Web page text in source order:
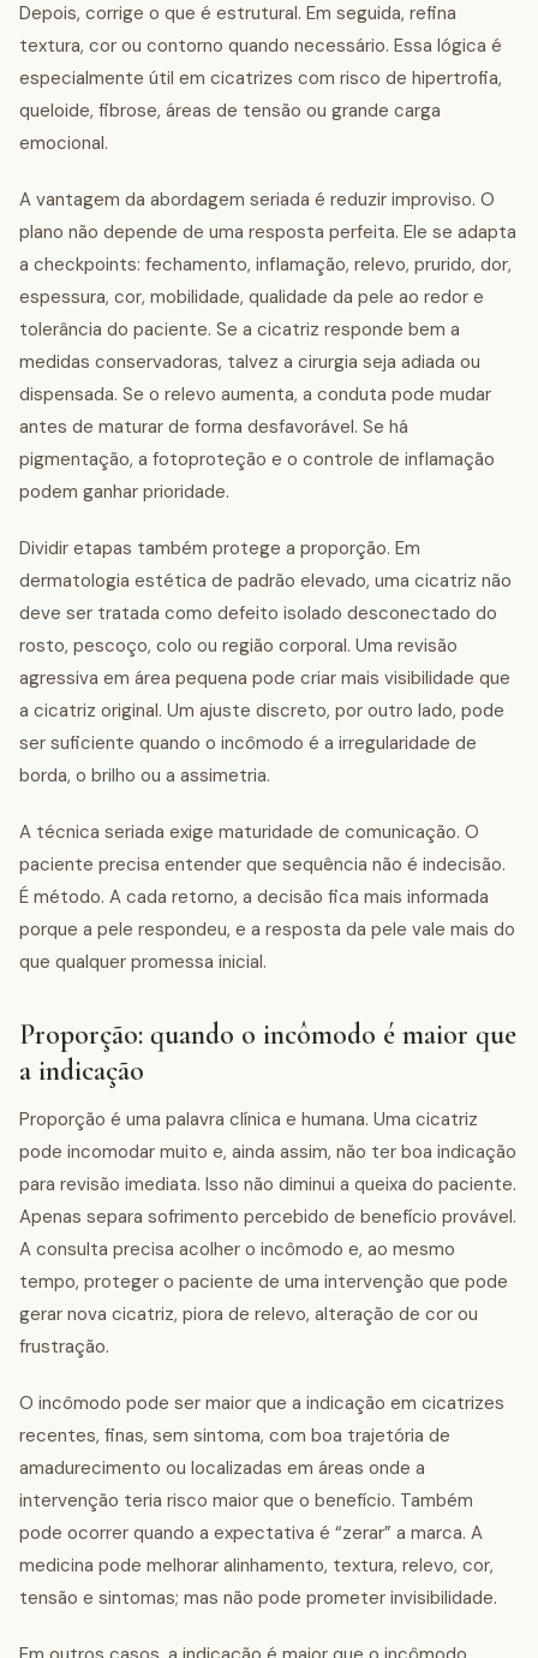
Depois, corrige o que é estrutural. Em seguida, refina
textura, cor ou contorno quando necessário. Essa lógica é
especialmente útil em cicatrizes com risco de hipertrofia,
queloide, fibrose, áreas de tensão ou grande carga
emocional.
A vantagem da abordagem seriada é reduzir improviso. O
plano não depende de uma resposta perfeita. Ele se adapta
a checkpoints: fechamento, inflamação, relevo, prurido, dor,
espessura, cor, mobilidade, qualidade da pele ao redor e
tolerância do paciente. Se a cicatriz responde bem a
medidas conservadoras, talvez a cirurgia seja adiada ou
dispensada. Se o relevo aumenta, a conduta pode mudar
antes de maturar de forma desfavorável. Se há
pigmentação, a fotoproteção e o controle de inflamação
podem ganhar prioridade.
Dividir etapas também protege a proporção. Em
dermatologia estética de padrão elevado, uma cicatriz não
deve ser tratada como defeito isolado desconectado do
rosto, pescoço, colo ou região corporal. Uma revisão
agressiva em área pequena pode criar mais visibilidade que
a cicatriz original. Um ajuste discreto, por outro lado, pode
ser suficiente quando o incômodo é a irregularidade de
borda, o brilho ou a assimetria.
A técnica seriada exige maturidade de comunicação. O
paciente precisa entender que sequência não é indecisão.
É método. A cada retorno, a decisão fica mais informada
porque a pele respondeu, e a resposta da pele vale mais do
que qualquer promessa inicial.
Proporção: quando o incômodo é maior que
a indicação
Proporção é uma palavra clínica e humana. Uma cicatriz
pode incomodar muito e, ainda assim, não ter boa indicação
para revisão imediata. Isso não diminui a queixa do paciente.
Apenas separa sofrimento percebido de benefício provável.
A consulta precisa acolher o incômodo e, ao mesmo
tempo, proteger o paciente de uma intervenção que pode
gerar nova cicatriz, piora de relevo, alteração de cor ou
frustração.
O incômodo pode ser maior que a indicação em cicatrizes
recentes, finas, sem sintoma, com boa trajetória de
amadurecimento ou localizadas em áreas onde a
intervenção teria risco maior que o benefício. Também
pode ocorrer quando a expectativa é “zerar” a marca. A
medicina pode melhorar alinhamento, textura, relevo, cor,
tensão e sintomas; mas não pode prometer invisibilidade.